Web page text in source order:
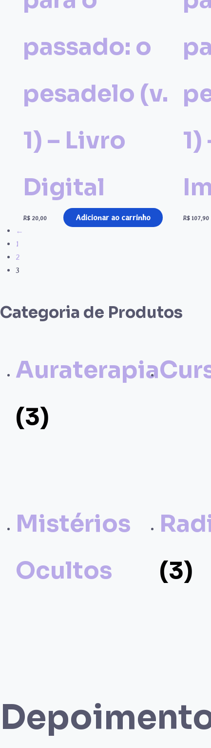
passado: o
pesadelo (v.
1) – Livro
Digital
R$ 20,00 Adicionar ao carrinho R$ 107,90
←
1
2
3
Categoria de Produtos
Auraterapia
(3)
Mistérios
Ocultos
(3)